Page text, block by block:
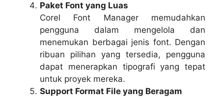
Paket Font yang Luas
Corel Font Manager memudahkan
pengguna dalam mengelola dan
menemukan berbagai jenis font. Dengan
ribuan pilihan yang tersedia, pengguna
dapat menerapkan tipografi yang tepat
untuk proyek mereka.
Support Format File yang Beragam